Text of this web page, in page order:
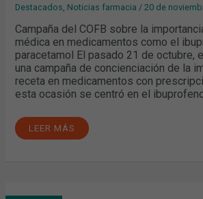
Destacados, Noticias farmacia /20 de
Campaña del COFB sobre la
médica en medicamentos como el
paracetamol El pasado 21 de octubre,
una campaña de concienciación de la
receta en medicamentos con
esta ocasión se centró en el
LEER MÁS